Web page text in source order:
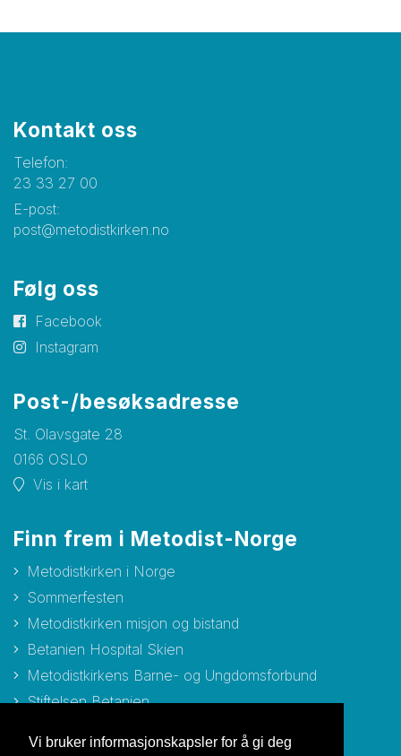
Vi bruker informasjonskapsler for å gi deg
Kontakt oss
Telefon:
23 33 27 00
E-post:
post@metodistkirken.no
Følg oss
Facebook
Instagram
Post-/besøksadresse
St. Olavsgate 28
0166 OSLO
Vis i kart
Finn frem i Metodist-Norge
Metodistkirken i Norge
Sommerfesten
Metodistkirken misjon og bistand
Betanien Hospital Skien
Metodistkirkens Barne- og Ungdomsforbund
Stiftelsen Betanien